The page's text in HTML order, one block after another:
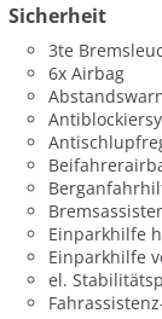
Sicherheit
3te
6x Airbag
Einparkhilfe
Einparkhilfe
el.